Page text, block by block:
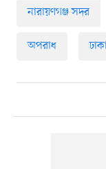
নারায়ণগঞ্জ সদর
অপরাধ